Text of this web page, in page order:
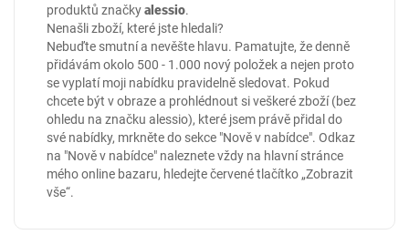
produktů značkyalessio.
Nenašli zboží, které jste hledali?
Nebuďte smutní a nevěšte hlavu. Pamatujte, že denně
přidávám okolo 500 - 1.000 nový položek a nejen proto
se vyplatí moji nabídku pravidelně sledovat. Pokud
chcete být v obraze a prohlédnout si veškeré zboží (bez
ohledu na značku alessio), které jsem právě přidal do
své nabídky, mrkněte do sekce "Nově v nabídce". Odkaz
na "Nově v nabídce" naleznete vždy na hlavní stránce
mého online bazaru, hledejte červené tlačítko „Zobrazit
vše“.